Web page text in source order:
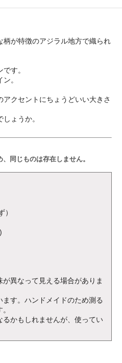
柄が特徴のアジラル地方で織られ
す。
。
クセントにちょうどいい大きさ
ょうか。
同じものは存在しません。
が異なって見える場合がありま
ます。ハンドメイドのため測る
るかもしれませんが、使ってい